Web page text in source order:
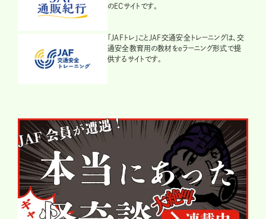
のECサイトです。
「JAFトレ」ことJAF交通安全トレーニングは、交
通安全教育用の教材をeラーニング形式で提
供するサイトです。